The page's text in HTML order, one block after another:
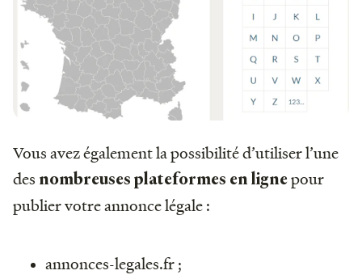
Vous avez également la possibilité d’utiliser l’une
des nombreuses plateformes en lignepour
publier votre annonce légale :
annonces-legales.fr ;